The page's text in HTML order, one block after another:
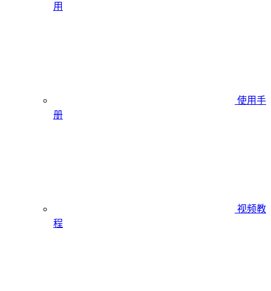
用
使用手
册
视频教
程